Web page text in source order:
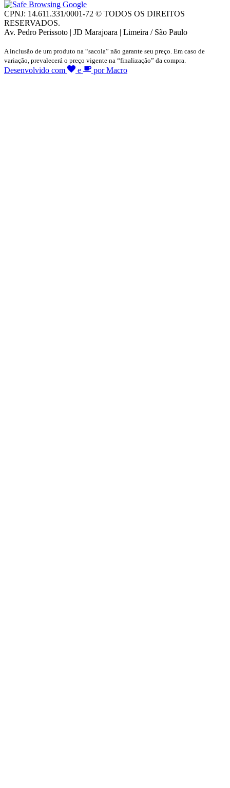
CPNJ: 14.611.331/0001-72 © TODOS OS DIREITOS
RESERVADOS.
Av. Pedro Perissoto | JD Marajoara | Limeira / São Paulo
A inclusão de um produto na “sacola” não garante seu preço. Em caso de
variação, prevalecerá o preço vigente na “finalização” da compra.
Desenvolvido com e por Macro